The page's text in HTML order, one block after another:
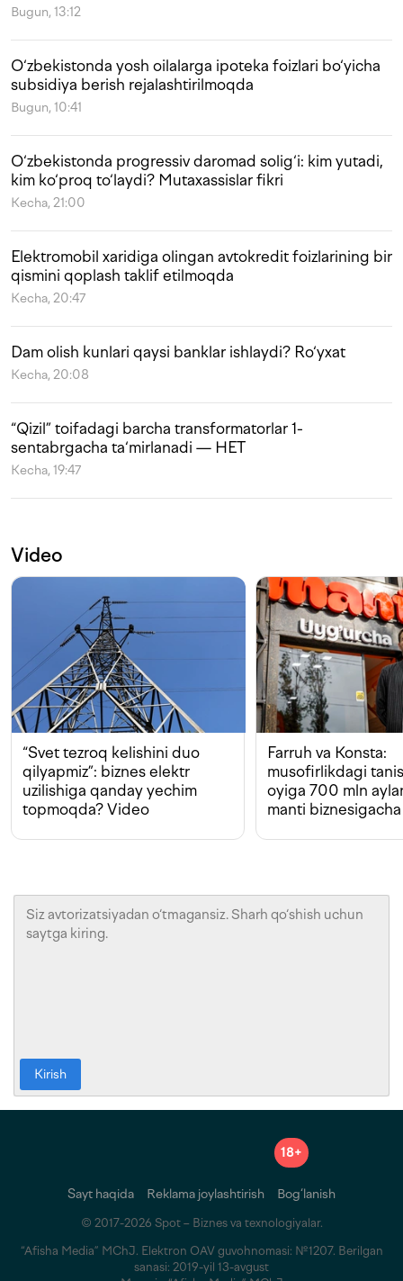
Bugun, 13:12
O‘zbekistonda yosh oilalarga ipoteka foizlari bo‘yicha
subsidiya berish rejalashtirilmoqda
Bugun, 10:41
O‘zbekistonda progressiv daromad solig‘i: kim yutadi,
kim ko‘proq to‘laydi? Mutaxassislar fikri
Kecha, 21:00
Elektromobil xaridiga olingan avtokredit foizlarining bir
qismini qoplash taklif etilmoqda
Kecha, 20:47
Dam olish kunlari qaysi banklar ishlaydi? Ro‘yxat
Kecha, 20:08
“Qizil” toifadagi barcha transformatorlar 1-
sentabrgacha ta‘mirlanadi — HET
Kecha, 19:47
Video
“Svet tezroq kelishini duo
qilyapmiz”: biznes elektr
uzilishiga qanday yechim
topmoqda? Video
Farruh va Konsta:
musofirlikdagi
oyiga 700 mln
manti biznesigacha
Kirish
18+
Sayt haqida Reklama joylashtirish Bog‘lanish
© 2017-2026 Spot – Biznes va texnologiyalar.
“Afisha Media” MChJ. Elektron OAV guvohnomasi: №1207. Berilgan
sanasi: 2019-yil 13-avgust